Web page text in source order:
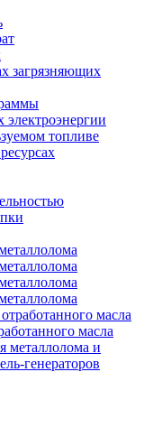
загрязняющих
топливе
масла
масла
металлолома и
генераторов